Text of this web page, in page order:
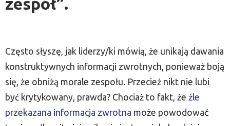
Często słyszę, jak liderzy/ki mówią, że unikają dawania
konstruktywnych informacji zwrotnych, ponieważ boją
się, że obniżą morale zespołu. Przecież nikt nie lubi
być krytykowany, prawda? Chociaż to fakt, że ​​źle
przekazana informacja zwrotna może powodować